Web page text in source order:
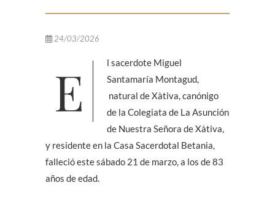
24/03/2026
El sacerdote Miguel
Santamaría Montagud,
natural de Xàtiva, canónigo
de la Colegiata de La Asunción
de Nuestra Señora de Xàtiva,
y residente en la Casa Sacerdotal Betania,
falleció este sábado 21 de marzo, a los de 83
años de edad.